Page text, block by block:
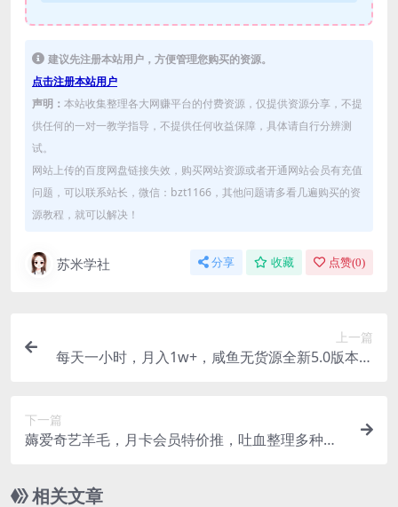
建议先注册本站用户，方便管理您购买的资源。
点击注册本站用户
声明： 本站收集整理各大网赚平台的付费资源，仅提供资源分享，不提
供任何的一对一教学指导，不提供任何收益保障，具体请自行分辨测
试。
网站上传的百度网盘链接失效，购买网站资源或者开通网站会员有充值
问题，可以联系站长，微信：bzt1166，其他问题请多看几遍购买的资
源教程，就可以解决！
苏米学社 分享 收藏 点赞(0)
上一篇
每天一小时，月入1w+，咸鱼无货源全新5.0版本，
下一篇
薅爱奇艺羊毛，月卡会员特价推，吐血整理多种变
相关文章